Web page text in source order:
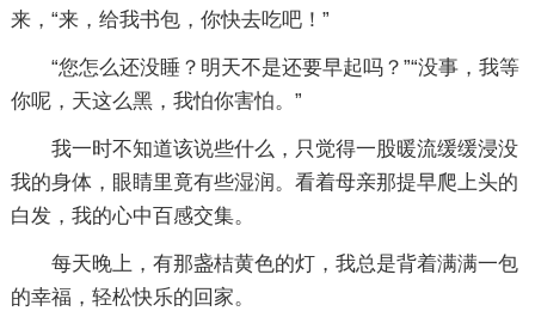
来，“来，给我书包，你快去吃吧！”
“您怎么还没睡？明天不是还要早起吗？”“没事，我等
你呢，天这么黑，我怕你害怕。”
我一时不知道该说些什么，只觉得一股暖流缓缓浸没
我的身体，眼睛里竟有些湿润。看着母亲那提早爬上头的
白发，我的心中百感交集。
每天晚上，有那盏桔黄色的灯，我总是背着满满一包
的幸福，轻松快乐的回家。